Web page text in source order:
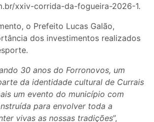
xxiv-corrida-da-fogueira-2026-1.
o Prefeito Lucas Galão,
dos investimentos realizados
30 anos do Forronovos, um
da identidade cultural de Currais
um evento do município com
para envolver toda a
vivas as nossas tradições”,